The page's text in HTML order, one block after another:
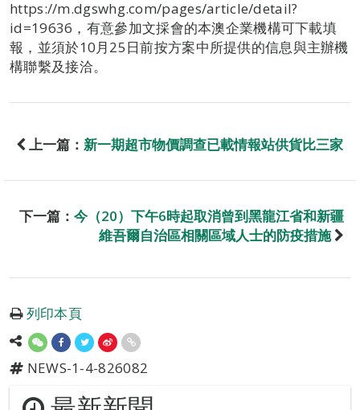
https://m.dgswhg.com/pages/article/detail?
id=19636，有意參加文採會的本澳企業機構可下載填
報，並須於10月25日前按方案中所提供的信息與主辦機
構聯繫及接洽。
上一篇： 新一期超市物價調查已載情報站供貨比三家
下一篇： 今（20）下午6時起取消曾到黑龍江省和新疆
維吾爾自治區相關區域人士的防疫措施
列印本頁
NEWS-1-4-826082